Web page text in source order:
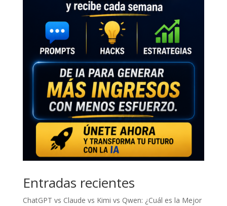
Entradas recientes
ChatGPT vs Claude vs Kimi vs Qwen: ¿Cuál es la Mejor